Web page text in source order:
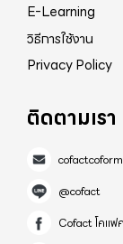
E-Learning
วิธีการใช้งาน
Privacy Policy
ติดตามเรา
@cofact
Cofact โคแฟค